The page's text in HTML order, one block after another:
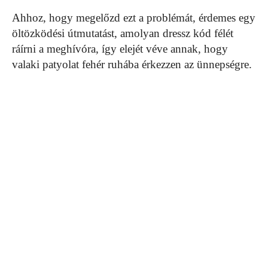
Ahhoz, hogy megelőzd ezt a problémát, érdemes egy
öltözködési útmutatást, amolyan dressz kód félét
ráírni a meghívóra, így elejét véve annak, hogy
valaki patyolat fehér ruhába érkezzen az ünnepségre.